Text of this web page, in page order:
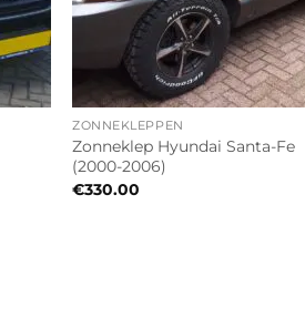
ZONNEKLEPPEN
Zonneklep Hyundai Santa-Fe
(2000-2006)
€330.00